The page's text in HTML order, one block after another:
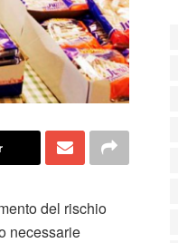
del rischio
necessarie